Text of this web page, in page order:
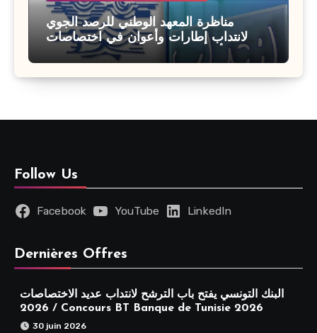
مناظرة المعهد الوطني للرصد الجوي
لانتداب إطارات وأعوان في اختصاصات
مختلفة : أخر اجل للترشح 27 جويلية 2026
Follow Us
Facebook YouTube LinkedIn
Dernières Offres
البنك التونسي يفتح باب الترشح لانتداب عديد الاختصاصات
2026 / Concours BT Banque de Tunisie 2026
30 juin 2026